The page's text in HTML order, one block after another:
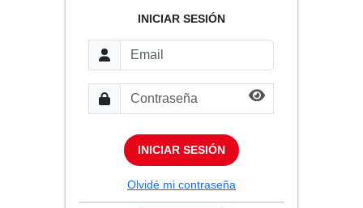
INICIAR SESIÓN
INICIAR SESIÓN
Olvidé mi contraseña